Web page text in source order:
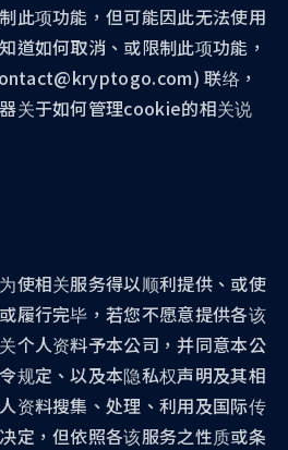
此项功能，但可能因此无法使用
道如何取消、或限制此项功能，
联络，
关于如何管理cookie的相关说
使相关服务得以顺利提供、或使
履行完毕，若您不愿意提供各该
个人资料予本公司，并同意本公
规定、以及本隐私权声明及其相
资料搜集、处理、利用及国际传
定，但依照各该服务之性质或条